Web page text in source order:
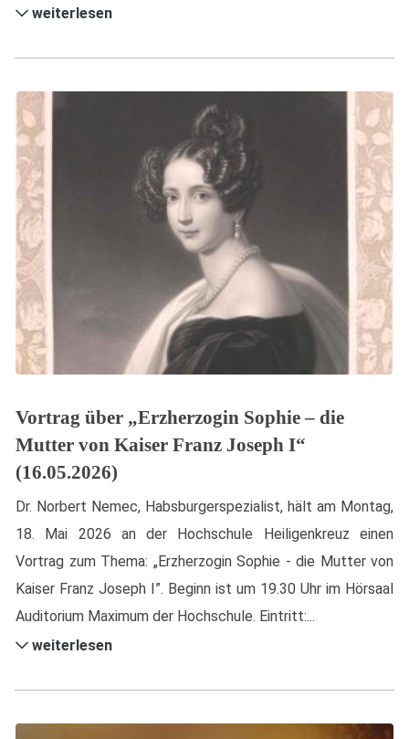
weiterlesen
Vortrag über „Erzherzogin Sophie – die
Mutter von Kaiser Franz Joseph I“
(16.05.2026)
Dr. Norbert Nemec, Habsburgerspezialist, hält am Montag,
18. Mai 2026 an der Hochschule Heiligenkreuz einen
Vortrag zum Thema: „Erzherzogin Sophie - die Mutter von
Kaiser Franz Joseph I”. Beginn ist um 19.30 Uhr im Hörsaal
Auditorium Maximum der Hochschule. Eintritt:...
weiterlesen